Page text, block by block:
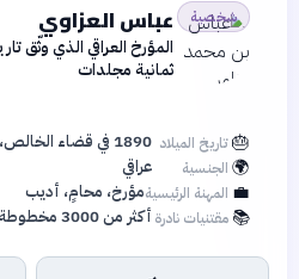
شخصية عباس العزاوي
المؤرخ العراقي الذي وثّق
ثمانية مجلدات
🎂تاريخ الميلاد 1890 في قضاء الخالص، ديالى
🌍 الجنسية عراقي
💼 المهنة الرئيسيةمؤرخ، محامٍ، أديب
📚 مقتنيات نادرة أكثر من 3000 مخطوطة شخصية